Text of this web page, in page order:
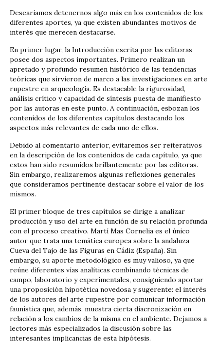
Desearíamos detenernos algo más en los contenidos de los
diferentes aportes, ya que existen abundantes motivos de
interés que merecen destacarse.
En primer lugar, la Introducción escrita por las editoras
posee dos aspectos importantes. Primero realizan un
apretado y profundo resumen histórico de las tendencias
teóricas que sirvieron de marco a las investigaciones en arte
rupestre en arqueología. Es destacable la rigurosidad,
análisis crítico y capacidad de síntesis puesta de manifiesto
por las autoras en este punto. A continuación, esbozan los
contenidos de los diferentes capítulos destacando los
aspectos más relevantes de cada uno de ellos.
Debido al comentario anterior, evitaremos ser reiterativos
en la descripción de los contenidos de cada capítulo, ya que
estos han sido resumidos brillantemente por las editoras.
Sin embargo, realizaremos algunas reflexiones generales
que consideramos pertinente destacar sobre el valor de los
mismos.
El primer bloque de tres capítulos se dirige a analizar
producción y uso del arte en función de su relación profunda
con el proceso creativo. Martí Mas Cornelia es el único
autor que trata una temática europea sobre la andaluza
Cueva del Tajo de las Figuras en Cádiz (España). Sin
embargo, su aporte metodológico es muy valioso, ya que
reúne diferentes vías analíticas combinando técnicas de
campo, laboratorio y experimentales, consiguiendo aportar
una proposición hipotética novedosa y sugerente: el interés
de los autores del arte rupestre por comunicar información
faunística que, además, muestra cierta diacronización en
relación a los cambios de la misma en el ambiente. Dejamos a
lectores más especializados la discusión sobre las
interesantes implicancias de esta hipótesis.